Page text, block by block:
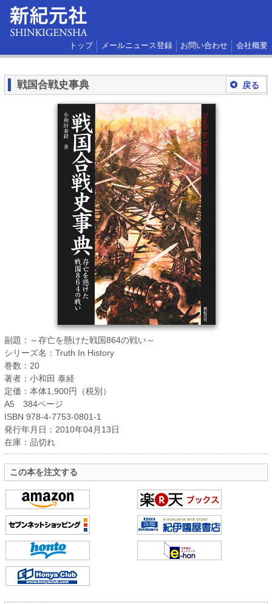
トップ メールニュース登録 お問い合わせ 会社概要
戻る
戦国合戦史事典
副題：～存亡を懸けた戦国864の戦い～
シリーズ名：Truth In History
巻数：20
著者：小和田 泰経
定価：本体1,900円（税別）
A5 384ページ
ISBN 978-4-7753-0801-1
発行年月日：2010年04月13日
在庫：品切れ
この本を注文する